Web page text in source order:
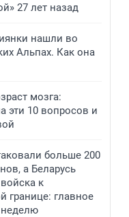
27 лет назад
нашли во
Альпах. Как она
мозга:
эти 10 вопросов и
больше 200
а Беларусь
к
границе: главное